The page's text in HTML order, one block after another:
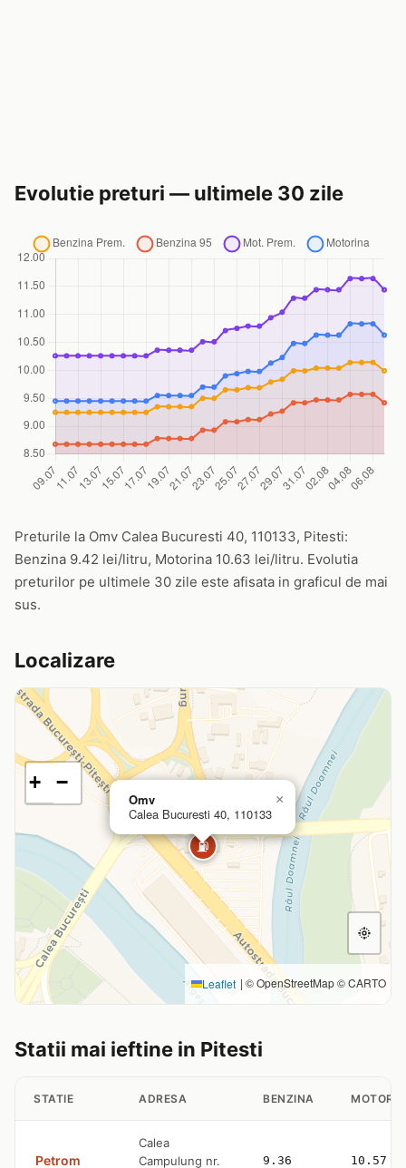
Evolutie preturi — ultimele 30 zile
Preturile la Omv Calea Bucuresti 40, 110133, Pitesti:
Benzina 9.42 lei/litru, Motorina 10.63 lei/litru. Evolutia
preturilor pe ultimele 30 zile este afisata in graficul de mai
sus.
Localizare
⛽
Omv
Calea Bucuresti 40, 110133
×
+ −
Leaflet | © OpenStreetMap © CARTO
Statii mai ieftine in Pitesti
STATIE ADRESA BENZINA
Petrom
Calea
Campulung nr.
9.36 10.57